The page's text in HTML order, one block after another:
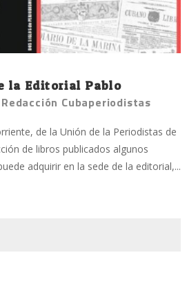
la Editorial Pablo
Redacción Cubaperiodistas
de la Unión de la Periodistas de
de libros publicados algunos
adquirir en la sede de la editorial,...